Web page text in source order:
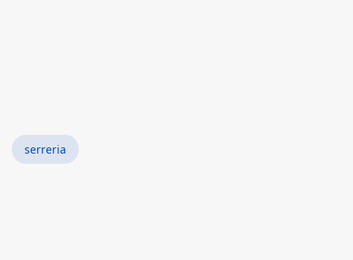
serreria